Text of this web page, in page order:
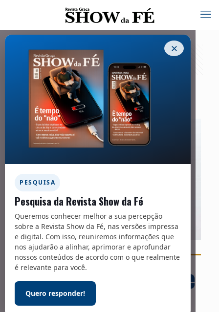
✕
PESQUISA
Pesquisa da Revista Show da Fé
Queremos conhecer melhor a sua percepção
sobre a Revista Show da Fé, nas versões impressa
e digital. Com isso, reuniremos informações que
nos ajudarão a alinhar, aprimorar e aprofundar
nossos conteúdos de acordo com o que realmente
é relevante para você.
Quero responder!
Entrevista – 264
15/07/2021
Foto: Arquivo pessoal
A força da mente